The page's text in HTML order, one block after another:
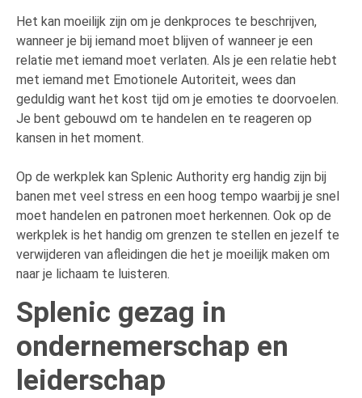
Het kan moeilijk zijn om je denkproces te beschrijven,
wanneer je bij iemand moet blijven of wanneer je een
relatie met iemand moet verlaten. Als je een relatie hebt
met iemand met Emotionele Autoriteit, wees dan
geduldig want het kost tijd om je emoties te doorvoelen.
Je bent gebouwd om te handelen en te reageren op
kansen in het moment.
Op de werkplek kan Splenic Authority erg handig zijn bij
banen met veel stress en een hoog tempo waarbij je snel
moet handelen en patronen moet herkennen. Ook op de
werkplek is het handig om grenzen te stellen en jezelf te
verwijderen van afleidingen die het je moeilijk maken om
naar je lichaam te luisteren.
Splenic gezag in
ondernemerschap en
leiderschap